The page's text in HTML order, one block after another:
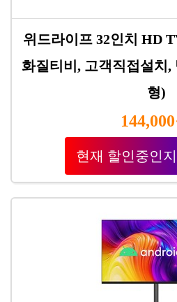
위드라이프 32인치 HD
화질티비, 고객직접설치
형)
현재 할인중인지